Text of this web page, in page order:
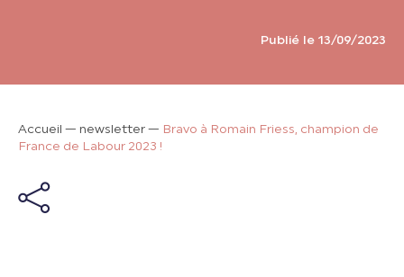
Publié le 13/09/2023
Accueil — newsletter— Bravo à Romain Friess, champion de
France de Labour 2023 !